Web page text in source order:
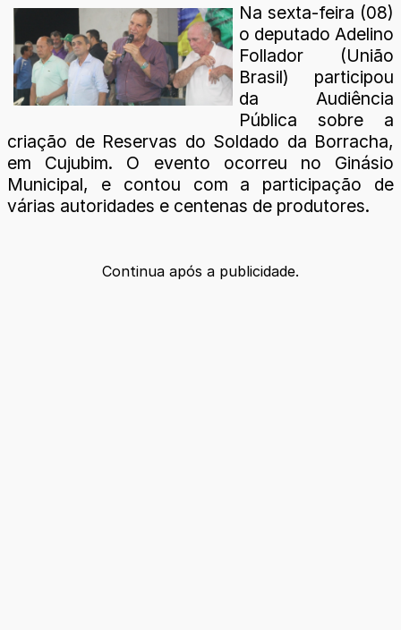
Na sexta-feira (08)
o deputado Adelino
Follador (União
Brasil) participou
da Audiência
Pública sobre a
criação de Reservas do Soldado da Borracha,
em Cujubim. O evento ocorreu no Ginásio
Municipal, e contou com a participação de
várias autoridades e centenas de produtores.
Continua após a publicidade.